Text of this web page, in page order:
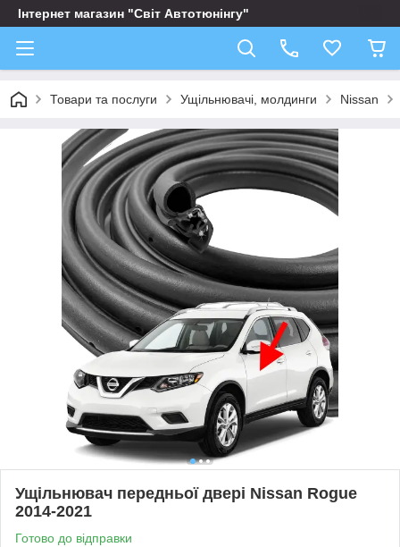
Інтернет магазин "Світ Автотюнінгу"
Товари та послуги Ущільнювачі, молдинги Nissan
Ущільнювач передньої двері Nissan Rogue
2014-2021
Готово до відправки